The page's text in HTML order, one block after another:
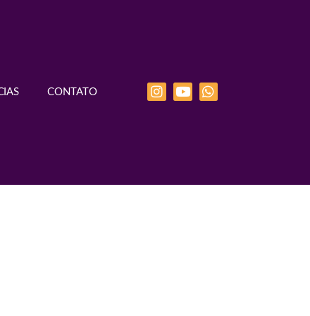
CONTATO